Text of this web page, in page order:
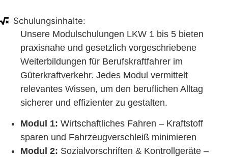
Schulungsinhalte:
Unsere Modulschulungen LKW 1 bis 5 bieten
praxisnahe und gesetzlich vorgeschriebene
Weiterbildungen für Berufskraftfahrer im
Güterkraftverkehr. Jedes Modul vermittelt
relevantes Wissen, um den beruflichen Alltag
sicherer und effizienter zu gestalten.
Modul 1: Wirtschaftliches Fahren – Kraftstoff
sparen und Fahrzeugverschleiß minimieren
Modul 2: Sozialvorschriften & Kontrollgeräte –